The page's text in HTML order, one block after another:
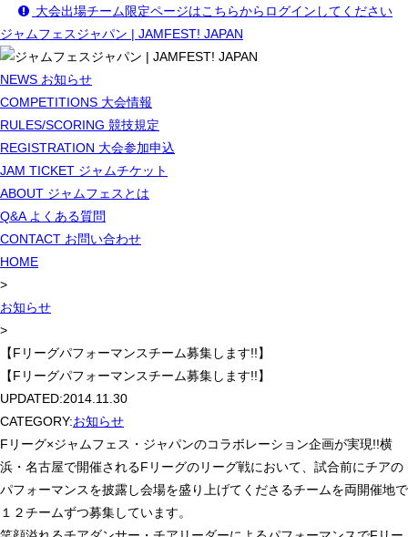
大会出場チーム限定ページはこちらからログインしてください
ジャムフェスジャパン | JAMFEST! JAPAN
NEWS お知らせ
COMPETITIONS 大会情報
RULES/SCORING 競技規定
REGISTRATION 大会参加申込
JAM TICKET ジャムチケット
ABOUT ジャムフェスとは
Q&A よくある質問
CONTACT お問い合わせ
HOME
>
お知らせ
>
【Fリーグパフォーマンスチーム募集します!!】
【Fリーグパフォーマンスチーム募集します!!】
UPDATED:2014.11.30
CATEGORY:お知らせ
Fリーグ×ジャムフェス・ジャパンのコラボレーション企画が実現!!横
浜・名古屋で開催されるFリーグのリーグ戦において、試合前にチアの
パフォーマンスを披露し会場を盛り上げてくださるチームを両開催地で
１２チームずつ募集しています。